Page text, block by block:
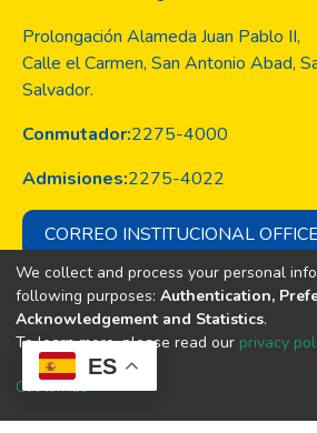
ES
Prolongación Alameda Juan Pablo II,
Calle el Carmen, San Antonio Abad,
Salvador.
Conmutador:2275-4000
Admisiones:2275-4022
CORREO INSTITUCIONAL
Copyright © Todos
de la Universidad
We collect and process your personal
following purposes: Authentication,
Acknowledgement and Statistics.
To learn more, please read our privacy
Customize